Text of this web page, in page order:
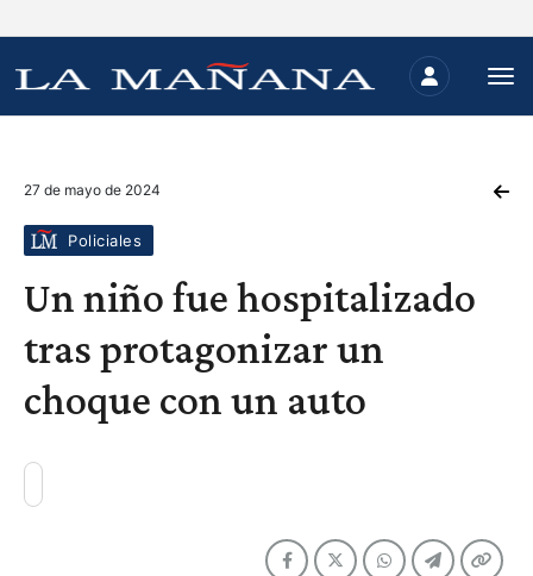
27 de mayo de 2024
Policiales
Un niño fue hospitalizado
tras protagonizar un
choque con un auto